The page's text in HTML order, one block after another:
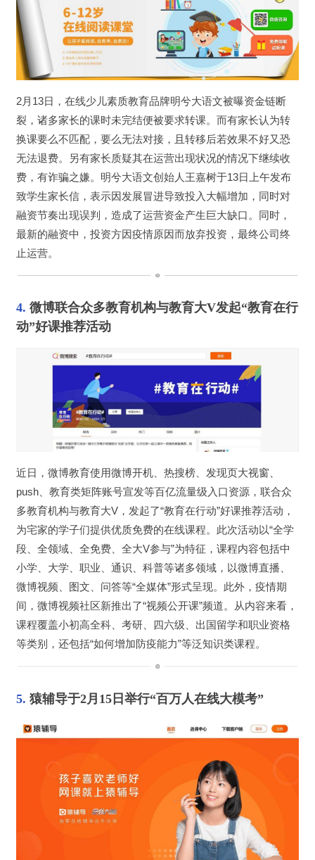
2月13日，在线少儿素质教育品牌明兮大语文被曝资金链断
裂，诸多家长的课时未完结便被要求转课。而有家长认为转
换课要么不匹配，要么无法对接，且转移后若效果不好又恐
无法退费。另有家长质疑其在运营出现状况的情况下继续收
费，有诈骗之嫌。明兮大语文创始人王嘉树于13日上午发布
致学生家长信，表示因发展冒进导致投入大幅增加，同时对
融资节奏出现误判，造成了运营资金产生巨大缺口。同时，
最新的融资中，投资方因疫情原因而放弃投资，最终公司终
止运营。
4. 微博联合众多教育机构与教育大V发起“教育在行
动”好课推荐活动
近日，微博教育使用微博开机、热搜榜、发现页大视窗、
push、教育类矩阵账号宣发等百亿流量级入口资源，联合众
多教育机构与教育大V，发起了“教育在行动”好课推荐活动，
为宅家的学子们提供优质免费的在线课程。此次活动以“全学
段、全领域、全免费、全大V参与”为特征，课程内容包括中
小学、大学、职业、通识、科普等诸多领域，以微博直播、
微博视频、图文、问答等“全媒体”形式呈现。此外，疫情期
间，微博视频社区新推出了“视频公开课”频道。从内容来看，
课程覆盖小初高全科、考研、四六级、出国留学和职业资格
等类别，还包括“如何增加防疫能力”等泛知识类课程。
5. 猿辅导于2月15日举行“百万人在线大模考”